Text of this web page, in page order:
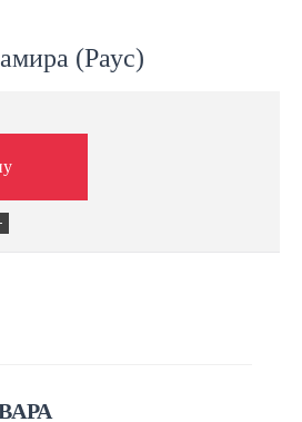
(Раус)